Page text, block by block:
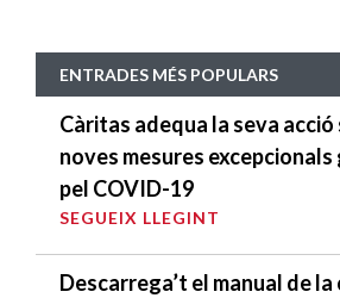
ENTRADES MÉS POPULARS
Càritas adequa la seva acció
noves mesures
pel COVID-19
SEGUEIX LLEGINT
Descarrega’t el manual de